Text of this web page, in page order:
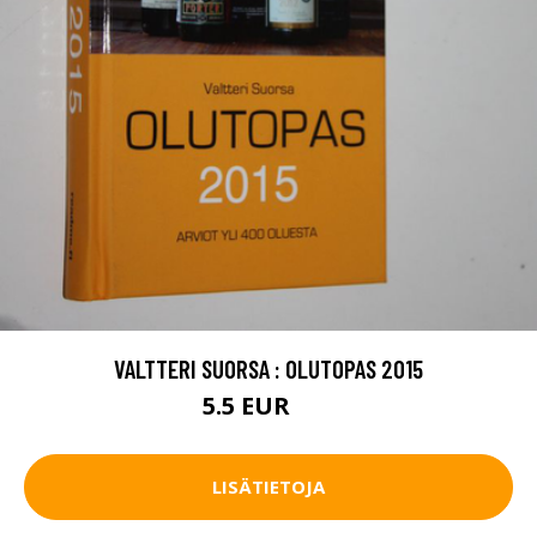
VALTTERI SUORSA : OLUTOPAS 2015
5.5 EUR
LISÄTIETOJA